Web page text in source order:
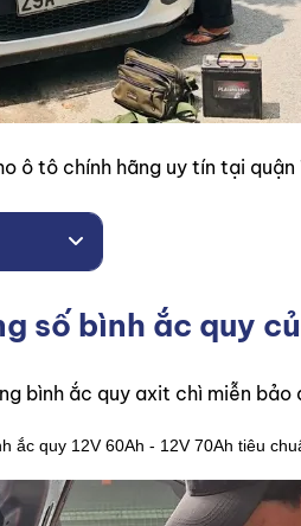
ô tô chính hãng uy tín tại quận
số bình ắc quy
bình ắc quy axit chì miễn
ắc quy 12V 60Ah - 12V 70Ah tiêu